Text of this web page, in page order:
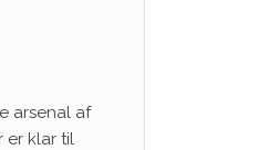
arsenal af
er klar til